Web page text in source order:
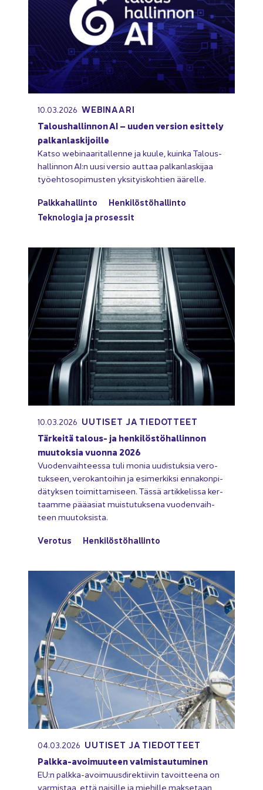
10.03.2026 WEBINAARI
Ta­lous­hal­lin­non AI – uuden ver­sion esit­te­ly
pal­kan­las­ki­joil­le
Katso webinaaritallenne ja kuule, kuin­ka Ta­lous­
hal­lin­non AI:n uusi ver­sio aut­taa pal­kan­las­ki­jaa
työ­eh­to­so­pi­mus­ten yk­si­tyis­koh­tien ää­rel­le.
Palk­ka­hal­lin­to
Hen­ki­lös­tö­hal­lin­to
Tek­no­lo­gia ja pro­ses­sit
10.03.2026 UU­TI­SET JA TIE­DOT­TEET
Tär­kei­tä talous-​ ja hen­ki­lös­tö­hal­lin­non
muu­tok­sia vuon­na 2026
Vuo­den­vaih­tees­sa tuli monia uu­dis­tuk­sia ve­ro­
tuk­seen, ve­ro­kan­toi­hin ja esi­mer­kik­si en­na­kon­pi­
dä­tyk­sen toi­mit­ta­mi­seen. Tässä ar­tik­ke­lis­sa ker­
taam­me pää­asiat muis­tu­tuk­se­na vuo­den­vaih­
teen muu­tok­sis­ta.
Ve­ro­tus Hen­ki­lös­tö­hal­lin­to
04.03.2026 UU­TI­SET JA TIE­DOT­TEET
Palkka-​avoimuuteen val­mis­tau­tu­mi­nen
EU:n palkka-​avoimuusdirektiivin ta­voit­tee­na on
var­mis­taa, että nai­sil­le ja mie­hil­le mak­se­taan